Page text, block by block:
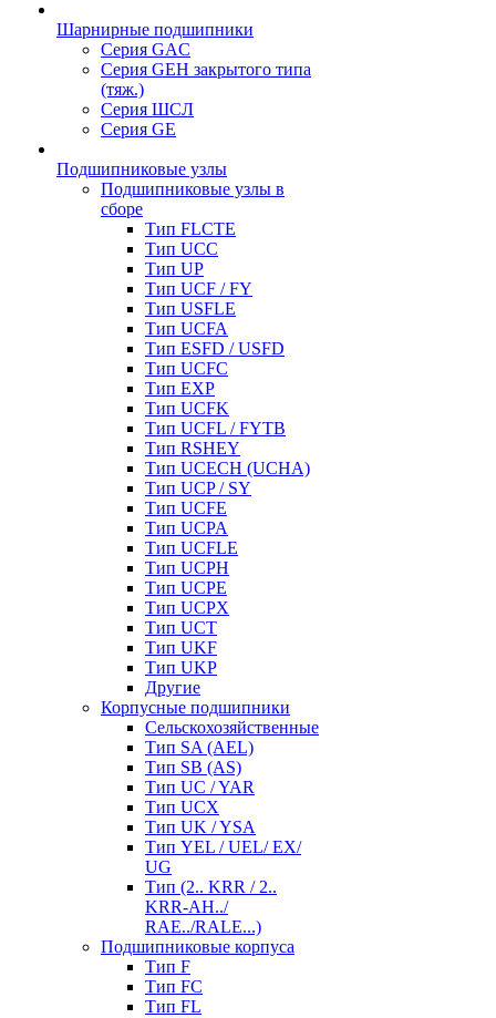
Шарнирные подшипники
Серия GAC
Серия GEH закрытого типа
(тяж.)
Серия ШСЛ
Серия GE
Подшипниковые узлы
Подшипниковые узлы в
сборе
Тип FLCTE
Тип UCC
Тип UP
Тип UCF / FY
Тип USFLE
Тип UCFA
Тип ESFD / USFD
Тип UCFC
Тип EXP
Тип UCFK
Тип UCFL / FYTB
Тип RSHEY
Тип UCECH (UCHA)
Тип UCP / SY
Тип UCFE
Тип UCPA
Тип UCFLE
Тип UCPH
Тип UCPE
Тип UCPX
Тип UCT
Тип UKF
Тип UKP
Другие
Корпусные подшипники
Сельскохозяйственные
Тип SA (AEL)
Тип SB (AS)
Тип UC / YAR
Тип UCX
Тип UK / YSA
Тип YEL / UEL/ EX/
UG
Тип (2.. KRR / 2..
KRR-AH../
RAE../RALE...)
Подшипниковые корпуса
Тип F
Тип FC
Тип FL